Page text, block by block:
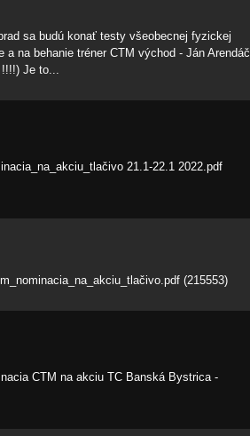
sa budú konať testy všeobecnej fyzickej
na behanie tréner CTM východ - Ján Arendáč
Je to...
21.1-22.1 2022.pdf
(215553)
CTM na akciu TC Banská Bystrica -